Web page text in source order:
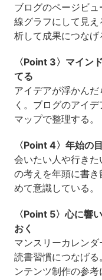
ブログのページビ
線グラフにして見
析して成果につなげ
〈Point 3〉マイン
てる
アイデアが浮かん
く。ブログのアイ
マップで整理する。
〈Point 4〉年始の
会いたい人や行き
の考えを年頭に書
めて意識している。
〈Point 5〉心に響
おく
マンスリーカレン
読書習慣につなげ
ンテンツ制作の参考